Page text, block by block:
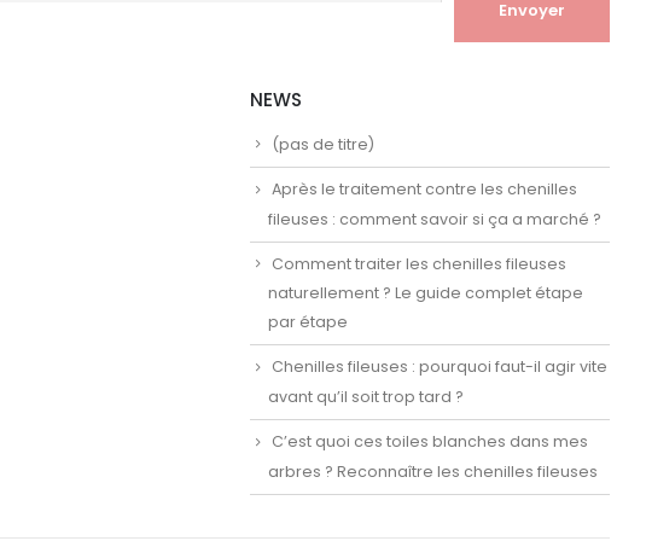
NEWS
(pas de titre)
Après le traitement contre les chenilles
fileuses : comment savoir si ça a marché ?
Comment traiter les chenilles fileuses
naturellement ? Le guide complet étape
par étape
Chenilles fileuses : pourquoi faut-il agir vite
avant qu’il soit trop tard ?
C’est quoi ces toiles blanches dans mes
arbres ? Reconnaître les chenilles fileuses